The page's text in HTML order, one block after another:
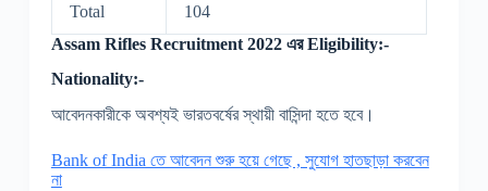
Total
104
Assam Rifles Recruitment 2022 এর Eligibility:-
Nationality:-
আবেদনকারীকে অবশ্যই ভারতবর্ষের স্থায়ী বাসিন্দা হতে হবে।
Bank of India তে আবেদন শুরু হয়ে গেছে , সুযোগ হাতছাড়া করবেন
না